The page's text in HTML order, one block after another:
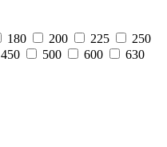
180 200 225
250
450 500 600
630